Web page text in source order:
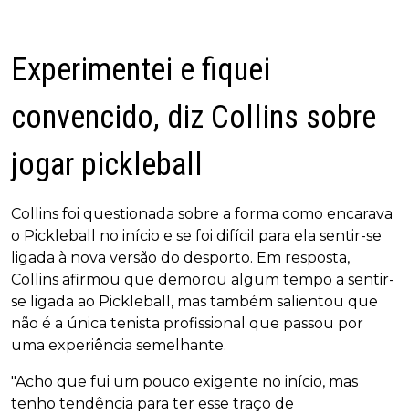
Experimentei e fiquei
convencido, diz Collins sobre
jogar pickleball
Collins foi questionada sobre a forma como encarava
o Pickleball no início e se foi difícil para ela sentir-se
ligada à nova versão do desporto. Em resposta,
Collins afirmou que demorou algum tempo a sentir-
se ligada ao Pickleball, mas também salientou que
não é a única tenista profissional que passou por
uma experiência semelhante.
"Acho que fui um pouco exigente no início, mas
tenho tendência para ter esse traço de